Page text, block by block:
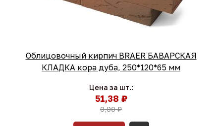
Облицовочный кирпич BRAER БАВАРСКАЯ
КЛАДКА кора дуба, 250*120*65 мм
Цена за шт.:
51,38 ₽
0,00 ₽